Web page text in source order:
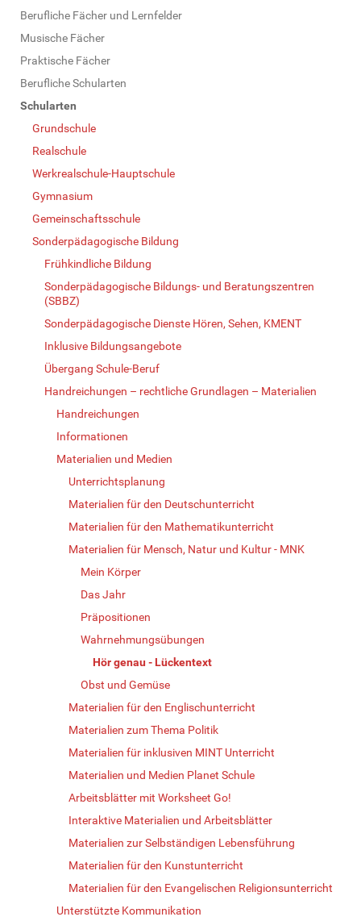
Berufliche Fächer und Lernfelder
Musische Fächer
Praktische Fächer
Berufliche Schularten
Schularten
Grundschule
Realschule
Werkrealschule-Hauptschule
Gymnasium
Gemeinschaftsschule
Sonderpädagogische Bildung
Frühkindliche Bildung
Sonderpädagogische Bildungs- und Beratungszentren
(SBBZ)
Sonderpädagogische Dienste Hören, Sehen, KMENT
Inklusive Bildungsangebote
Übergang Schule-Beruf
Handreichungen – rechtliche Grundlagen – Materialien
Handreichungen
Informationen
Materialien und Medien
Unterrichtsplanung
Materialien für den Deutschunterricht
Materialien für den Mathematikunterricht
Materialien für Mensch, Natur und Kultur - MNK
Mein Körper
Das Jahr
Präpositionen
Wahrnehmungsübungen
Hör genau - Lückentext
Obst und Gemüse
Materialien für den Englischunterricht
Materialien zum Thema Politik
Materialien für inklusiven MINT Unterricht
Materialien und Medien Planet Schule
Arbeitsblätter mit Worksheet Go!
Interaktive Materialien und Arbeitsblätter
Materialien zur Selbständigen Lebensführung
Materialien für den Kunstunterricht
Materialien für den Evangelischen Religionsunterricht
Unterstützte Kommunikation